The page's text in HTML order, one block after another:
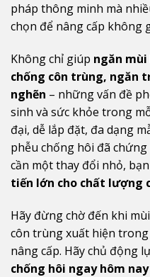
pháp thông minh mà
chọn để nâng cấp không
Không chỉ giúp ngăn mùi
chống côn trùng, ngăn
nghẽn – những vấn đề
sinh và sức khỏe trong
đại, dễ lắp đặt, đa dạng
phễu chống hôi đã
cần một thay đổi nhỏ,
tiến lớn cho chất lượng
Hãy đừng chờ đến khi
côn trùng xuất hiện
nâng cấp. Hãy chủ động
chống hôi ngay hôm nay